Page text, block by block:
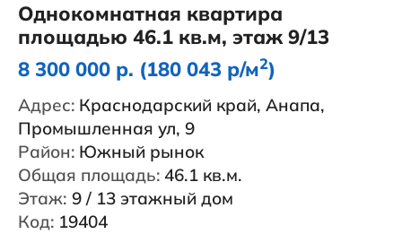
Однокомнатная квартира
площадью 46.1 кв.м, этаж 9/13
8 300 000 р. (180 043 р/м2)
Адрес: Краснодарский край, Анапа,
Промышленная ул, 9
Район: Южный рынок
Общая площадь: 46.1 кв.м.
Этаж: 9 / 13 этажный дом
Код: 19404